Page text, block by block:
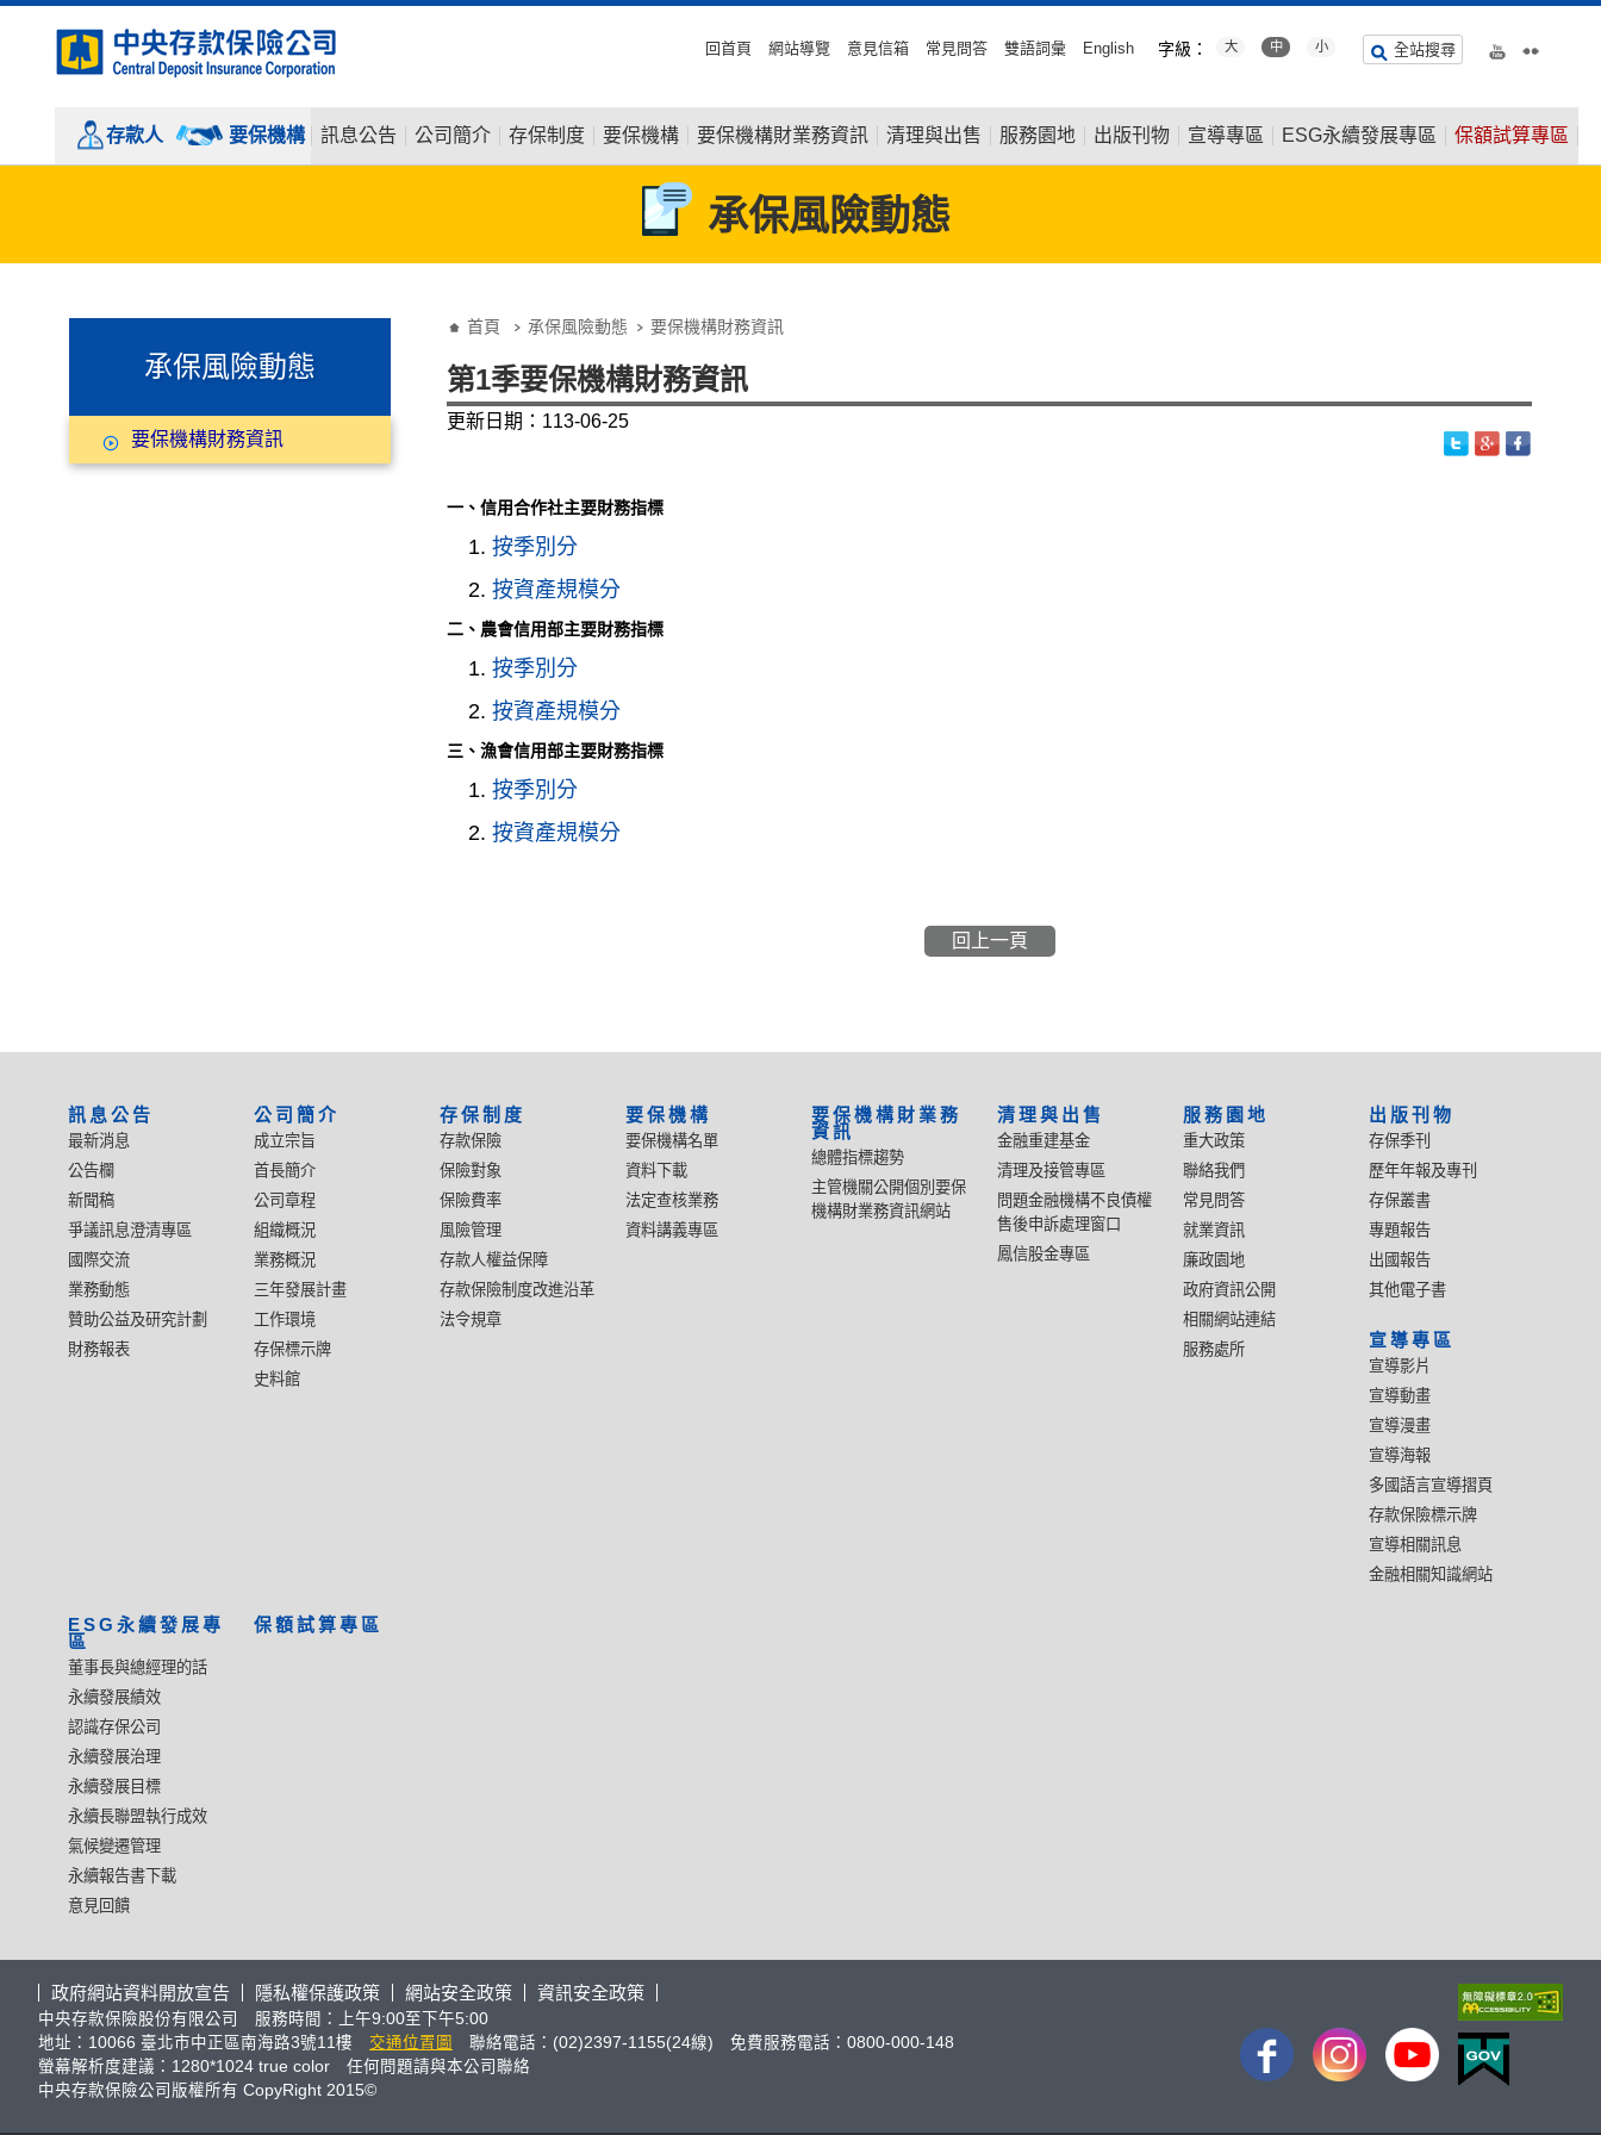
回首頁 網站導覽 意見信箱 常見問答 雙語詞彙 English 字級： 大 中 小 全站搜尋
存款人 要保機構 訊息公告 公司簡介 存保制度 要保機構 要保機構財業務資訊 清理與出售 服務園地 出版刊物 宣導專區 ESG永續發展專區 保額試算專區
承保風險動態
承保風險動態
要保機構財務資訊
首頁 承保風險動態 要保機構財務資訊
第1季要保機構財務資訊
更新日期：113-06-25
一、信用合作社主要財務指標
1. 按季別分
2. 按資產規模分
二、農會信用部主要財務指標
1. 按季別分
2. 按資產規模分
三、漁會信用部主要財務指標
1. 按季別分
2. 按資產規模分
回上一頁
訊息公告
最新消息
公告欄
新聞稿
爭議訊息澄清專區
國際交流
業務動態
贊助公益及研究計劃
財務報表
公司簡介
成立宗旨
首長簡介
公司章程
組織概況
業務概況
三年發展計畫
工作環境
存保標示牌
史料館
存保制度
存款保險
保險對象
保險費率
風險管理
存款人權益保障
存款保險制度改進沿革
法令規章
要保機構
要保機構名單
資料下載
法定查核業務
資料講義專區
要保機構財業務
資訊
總體指標趨勢
主管機關公開個別要保
機構財業務資訊網站
清理與出售
金融重建基金
清理及接管專區
問題金融機構不良債權
售後申訴處理窗口
鳳信股金專區
服務園地
重大政策
聯絡我們
常見問答
就業資訊
廉政園地
政府資訊公開
相關網站連結
服務處所
出版刊物
存保季刊
歷年年報及專刊
存保叢書
專題報告
出國報告
其他電子書
宣導專區
宣導影片
宣導動畫
宣導漫畫
宣導海報
多國語言宣導摺頁
存款保險標示牌
宣導相關訊息
金融相關知識網站
ESG永續發展專
區
董事長與總經理的話
永續發展績效
認識存保公司
永續發展治理
永續發展目標
永續長聯盟執行成效
氣候變遷管理
永續報告書下載
意見回饋
保額試算專區
政府網站資料開放宣告 隱私權保護政策 網站安全政策 資訊安全政策
中央存款保險股份有限公司 服務時間：上午9:00至下午5:00
地址：10066 臺北市中正區南海路3號11樓
交通位置圖
聯絡電話：(02)2397-1155(24線) 免費服務電話：0800-000-148
螢幕解析度建議：1280*1024 true color 任何問題請與本公司聯絡
中央存款保險公司版權所有 CopyRight 2015©
youtube